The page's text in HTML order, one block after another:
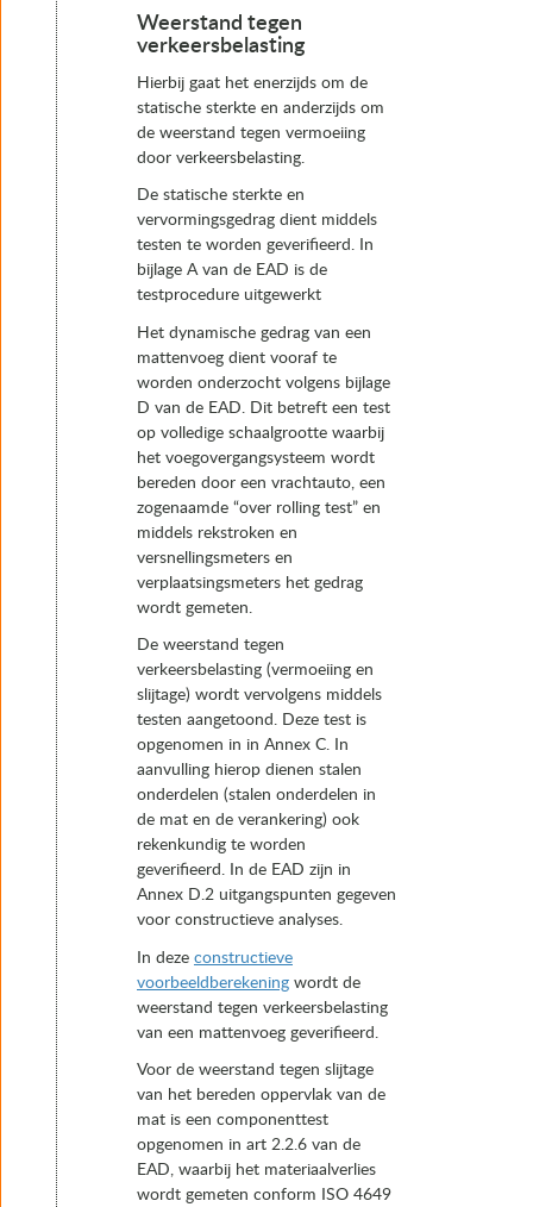
Weerstand tegen
verkeersbelasting
Hierbij gaat het enerzijds om de
statische sterkte en anderzijds om
de weerstand tegen vermoeiing
door verkeersbelasting.
De statische sterkte en
vervormingsgedrag dient middels
testen te worden geverifieerd. In
bijlage A van de EAD is de
testprocedure uitgewerkt
Het dynamische gedrag van een
mattenvoeg dient vooraf te
worden onderzocht volgens bijlage
D van de EAD. Dit betreft een test
op volledige schaalgrootte waarbij
het voegovergangsysteem wordt
bereden door een vrachtauto, een
zogenaamde “over rolling test” en
middels rekstroken en
versnellingsmeters en
verplaatsingsmeters het gedrag
wordt gemeten.
De weerstand tegen
verkeersbelasting (vermoeiing en
slijtage) wordt vervolgens middels
testen aangetoond. Deze test is
opgenomen in in Annex C. In
aanvulling hierop dienen stalen
onderdelen (stalen onderdelen in
de mat en de verankering) ook
rekenkundig te worden
geverifieerd. In de EAD zijn in
Annex D.2 uitgangspunten gegeven
voor constructieve analyses.
In deze constructieve
voorbeeldberekening wordt de
weerstand tegen verkeersbelasting
van een mattenvoeg geverifieerd.
Voor de weerstand tegen slijtage
van het bereden oppervlak van de
mat is een componenttest
opgenomen in art 2.2.6 van de
EAD, waarbij het materiaalverlies
wordt gemeten conform ISO 4649